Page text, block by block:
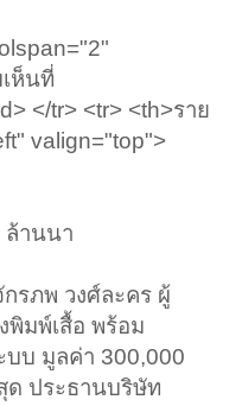
ห็นที่
</tr> <tr> <th>ราย
valign="top">
ล้านนา
รภพ วงศ์ละคร ผู้
พิมพ์เสื้อ พร้อม
บบ มูลค่า 300,000
ด ประธานบริษัท